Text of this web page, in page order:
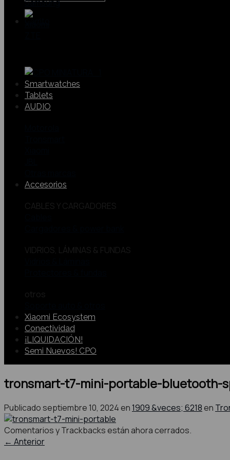
Samsung
Smartwatches
Tablets
AUDIO
Accesorios
CABLES Y CARGADORES
VIDRIOS, LÁMINAS & FUNDAS
otros
Xiaomi Ecosystem
Conectividad
¡LIQUIDACIÓN!
Semi Nuevos! CPO
tronsmart-t7-mini-portable-bluetooth-
Publicadoseptiembre 10, 2024en1909 &veces; 6218en
Comentarios y Trackbacks están ahora cerrados.
← Anterior